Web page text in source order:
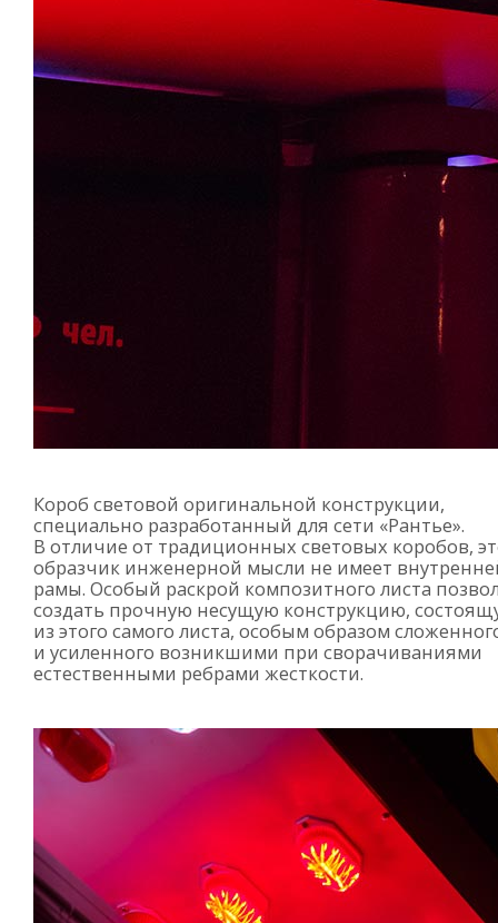
Короб световой оригинальной конструкции,
специально разработанный для сети «Рантье».
В отличие от традиционных световых коробов,
образчик инженерной мысли не имеет
рамы. Особый раскрой композитного листа
создать прочную несущую конструкцию,
из этого самого листа, особым образом
и усиленного возникшими при сворачиваниями
естественными ребрами жесткости.